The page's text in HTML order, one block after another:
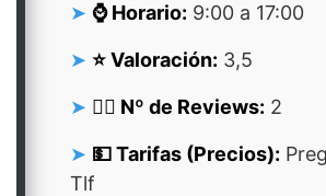
⌚ Horario: 9:00 a 17:00
⭐ Valoración: 3,5
👍🏻 Nº de Reviews: 2
💵 Tarifas (Precios):
Tlf